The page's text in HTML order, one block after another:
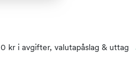
0 kr i avgifter, valutapåslag & uttag